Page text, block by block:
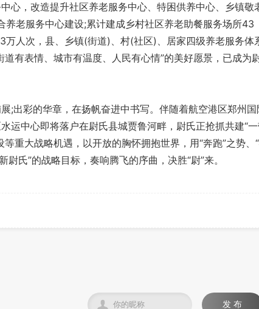
，改造提升社区养老服务中心、特困供养中心、乡镇敬
养老服务中心建设;累计建成乡村社区养老助餐服务场所43
万人次，县、乡镇(街道)、村(社区)、居家四级养老服务体
有表情、城市有温度、人民有心情”的美好愿景，已成为
彩的华章，在扬帆奋进中书写。伴随着航空港区郑州国
运中心即将落户在尉氏县城贾鲁河畔，尉氏正抢抓共建“
重大战略机遇，以开放的胸怀拥抱世界，用“奔跑”之势、
尉氏”的战略目标，奏响腾飞的序曲，决胜“尉”来。
发 布
